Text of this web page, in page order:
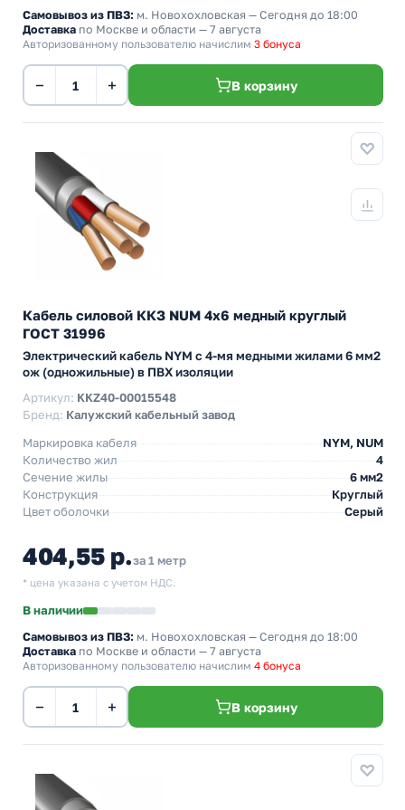
Самовывоз из ПВЗ: м. Новохохловская — Сегодня до 18:00
Доставка по Москве и области — 7 августа
Авторизованному пользователю начислим 3 бонуса
− + В корзину
Кабель силовой ККЗ NUM 4х6 медный круглый
ГОСТ 31996
Электрический кабель NYM с 4-мя медными жилами 6 мм2
ож (одножильные) в ПВХ изоляции
Артикул: KKZ40-00015548
Бренд: Калужский кабельный завод
Маркировка кабеля
NYM, NUM
Количество жил
4
Сечение жилы
6 мм2
Конструкция
Круглый
Цвет оболочки
Серый
404,55 р.за 1 метр
* цена указана с учетом НДС.
В наличии
Самовывоз из ПВЗ: м. Новохохловская — Сегодня до 18:00
Доставка по Москве и области — 7 августа
Авторизованному пользователю начислим 4 бонуса
− + В корзину